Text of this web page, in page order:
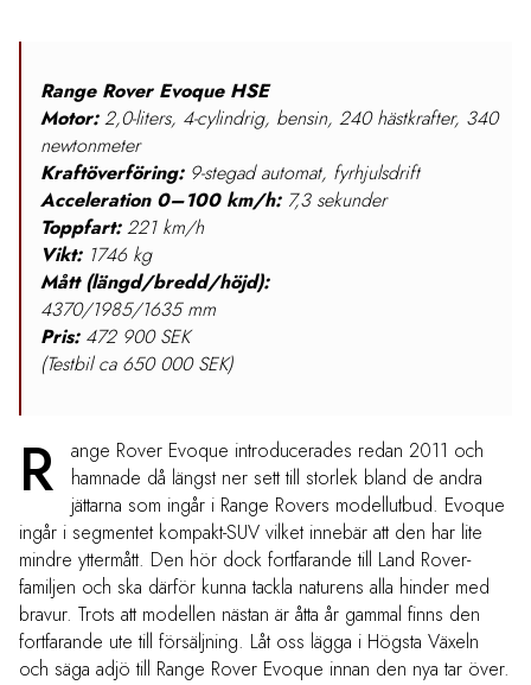
Range Rover Evoque HSE
Motor:2,0-liters, 4-cylindrig, bensin, 240 hästkrafter, 340
newtonmeter
Kraftöverföring:9-stegad automat, fyrhjulsdrift
Acceleration 0–100 km/h: 7,3 sekunder
Toppfart:221 km/h
Vikt: 1746 kg
Mått (längd/bredd/höjd):
4370/1985/1635 mm
Pris:472 900 SEK
(Testbil ca 650 000 SEK)
R
ange Rover Evoque introducerades redan 2011 och
hamnade då längst ner sett till storlek bland de andra
jättarna som ingår i Range Rovers modellutbud. Evoque
ingår i segmentet kompakt-SUV vilket innebär att den har lite
mindre yttermått. Den hör dock fortfarande till Land Rover-
familjen och ska därför kunna tackla naturens alla hinder med
bravur. Trots att modellen nästan är åtta år gammal finns den
fortfarande ute till försäljning. Låt oss lägga i Högsta Växeln
och säga adjö till Range Rover Evoque innan den nya tar över.